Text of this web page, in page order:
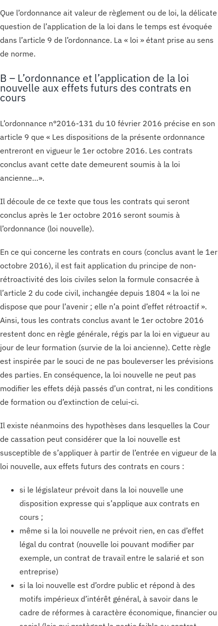
Que l’ordonnance ait valeur de règlement ou de loi, la délicate
question de l’application de la loi dans le temps est évoquée
dans l’article 9 de l’ordonnance. La « loi » étant prise au sens
de norme.
B – L’ordonnance et l’application de la loi
nouvelle aux effets futurs des contrats en
cours
L’ordonnance n°2016-131 du 10 février 2016 précise en son
article 9 que « Les dispositions de la présente ordonnance
entreront en vigueur le 1er octobre 2016. Les contrats
conclus avant cette date demeurent soumis à la loi
ancienne…».
Il découle de ce texte que tous les contrats qui seront
conclus après le 1er octobre 2016 seront soumis à
l’ordonnance (loi nouvelle).
En ce qui concerne les contrats en cours (conclus avant le 1er
octobre 2016), il est fait application du principe de non-
rétroactivité des lois civiles selon la formule consacrée à
l’article 2 du code civil, inchangée depuis 1804 « la loi ne
dispose que pour l’avenir ; elle n’a point d’effet rétroactif ».
Ainsi, tous les contrats conclus avant le 1er octobre 2016
restent donc en règle générale, régis par la loi en vigueur au
jour de leur formation (survie de la loi ancienne). Cette règle
est inspirée par le souci de ne pas bouleverser les prévisions
des parties. En conséquence, la loi nouvelle ne peut pas
modifier les effets déjà passés d’un contrat, ni les conditions
de formation ou d’extinction de celui-ci.
Il existe néanmoins des hypothèses dans lesquelles la Cour
de cassation peut considérer que la loi nouvelle est
susceptible de s’appliquer à partir de l’entrée en vigueur de la
loi nouvelle, aux effets futurs des contrats en cours :
si le législateur prévoit dans la loi nouvelle une
disposition expresse qui s’applique aux contrats en
cours ;
même si la loi nouvelle ne prévoit rien, en cas d’effet
légal du contrat (nouvelle loi pouvant modifier par
exemple, un contrat de travail entre le salarié et son
entreprise)
si la loi nouvelle est d’ordre public et répond à des
motifs impérieux d’intérêt général, à savoir dans le
cadre de réformes à caractère économique, financier ou